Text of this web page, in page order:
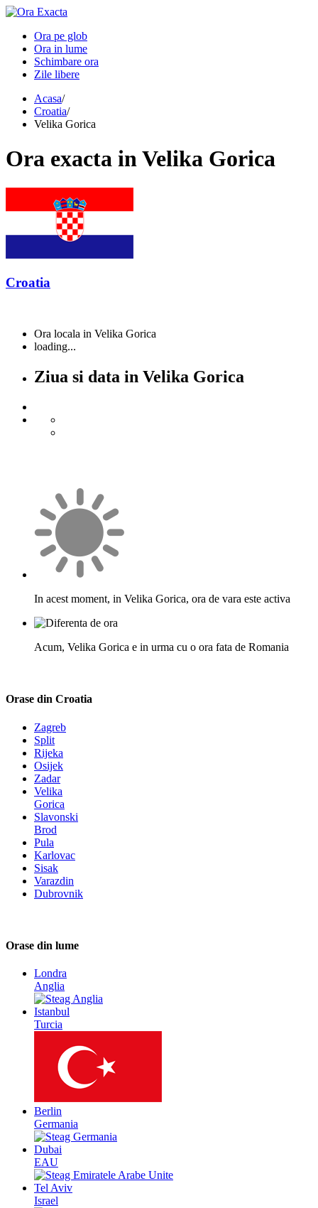
Ora pe glob
Ora in lume
Schimbare ora
Zile libere
Acasa/
Croatia/
Velika Gorica
Ora exacta inVelika Gorica
Croatia
Ora locala in Velika Gorica
loading...
Ziua si data in Velika Gorica
In acest moment, in Velika Gorica, ora de vara este activa
Acum, Velika Gorica e in urma cu o ora fata de Romania
Orase din Croatia
Zagreb
Split
Rijeka
Osijek
Zadar
Velika
Gorica
Slavonski
Brod
Pula
Karlovac
Sisak
Varazdin
Dubrovnik
Orase din lume
Londra
Anglia
Istanbul
Turcia
Berlin
Germania
Dubai
EAU
Tel Aviv
Israel